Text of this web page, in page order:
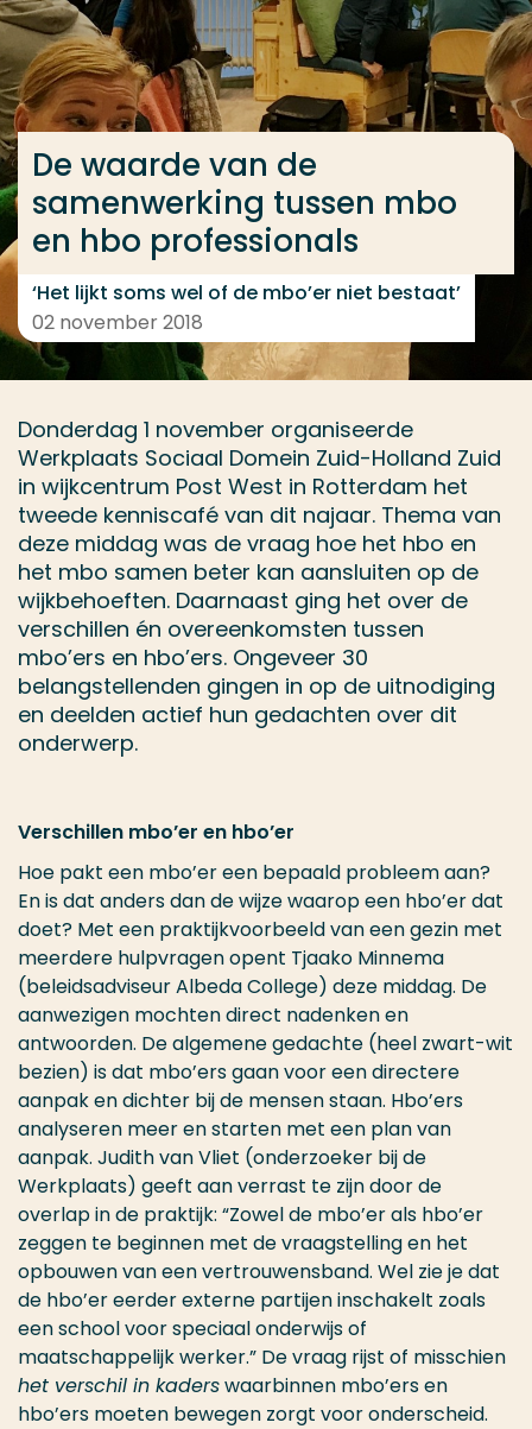
Ga direct naar de content
... > De waarde van de samenwerking tussen mbo
De waarde van de
samenwerking tussen mbo
en hbo professionals
‘Het lijkt soms wel of de mbo’er niet bestaat’
02 november 2018
Donderdag 1 november organiseerde
Werkplaats Sociaal Domein Zuid-Holland Zuid
in wijkcentrum Post West in Rotterdam het
tweede kenniscafé van dit najaar. Thema van
deze middag was de vraag hoe het hbo en
het mbo samen beter kan aansluiten op de
wijkbehoeften. Daarnaast ging het over de
verschillen én overeenkomsten tussen
mbo’ers en hbo’ers. Ongeveer 30
belangstellenden gingen in op de uitnodiging
en deelden actief hun gedachten over dit
onderwerp.
Verschillen mbo’er en hbo’er
Hoe pakt een mbo’er een bepaald probleem aan?
En is dat anders dan de wijze waarop een hbo’er dat
doet? Met een praktijkvoorbeeld van een gezin met
meerdere hulpvragen opent Tjaako Minnema
(beleidsadviseur Albeda College) deze middag. De
aanwezigen mochten direct nadenken en
antwoorden. De algemene gedachte (heel zwart-wit
bezien) is dat mbo’ers gaan voor een directere
aanpak en dichter bij de mensen staan. Hbo’ers
analyseren meer en starten met een plan van
aanpak. Judith van Vliet (onderzoeker bij de
Werkplaats) geeft aan verrast te zijn door de
overlap in de praktijk: “Zowel de mbo’er als hbo’er
zeggen te beginnen met de vraagstelling en het
opbouwen van een vertrouwensband. Wel zie je dat
de hbo’er eerder externe partijen inschakelt zoals
een school voor speciaal onderwijs of
maatschappelijk werker.” De vraag rijst of misschien
het verschil in kaderswaarbinnen mbo’ers en
hbo’ers moeten bewegen zorgt voor onderscheid.
Veel gezocht
Opleiding
Contact